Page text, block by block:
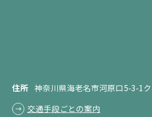
住所 神奈川県海老名市河原口5-3-1
交通手段ごとの案内